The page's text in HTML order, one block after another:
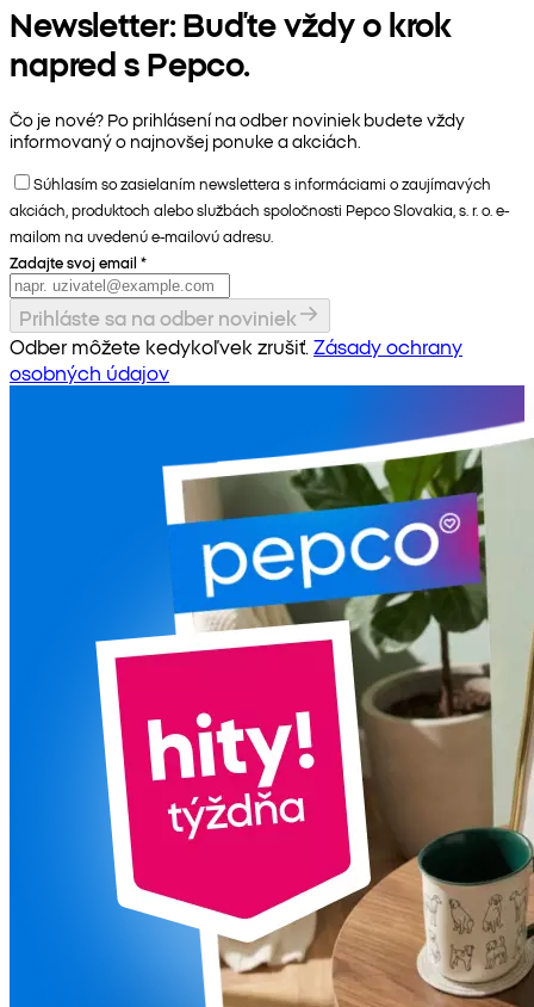
Newsletter: Buďte vždy o krok
napred s Pepco.
Čo je nové? Po prihlásení na odber noviniek budete vždy
informovaný o najnovšej ponuke a akciách.
Súhlasím so zasielaním newslettera s informáciami o zaujímavých
akciách, produktoch alebo službách spoločnosti Pepco Slovakia, s. r. o. e-
mailom na uvedenú e-mailovú adresu.
Zadajte svoj email *
Prihláste sa na odber noviniek
Odber môžete kedykoľvek zrušiť. Zásady ochrany
osobných údajov